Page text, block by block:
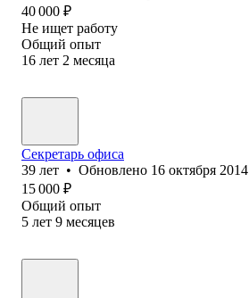
40 000 ₽
Не ищет работу
Общий опыт
16 лет 2 месяца
Секретарь офиса
39 лет • Обновлено 16 октября 2014
15 000 ₽
Общий опыт
5 лет 9 месяцев